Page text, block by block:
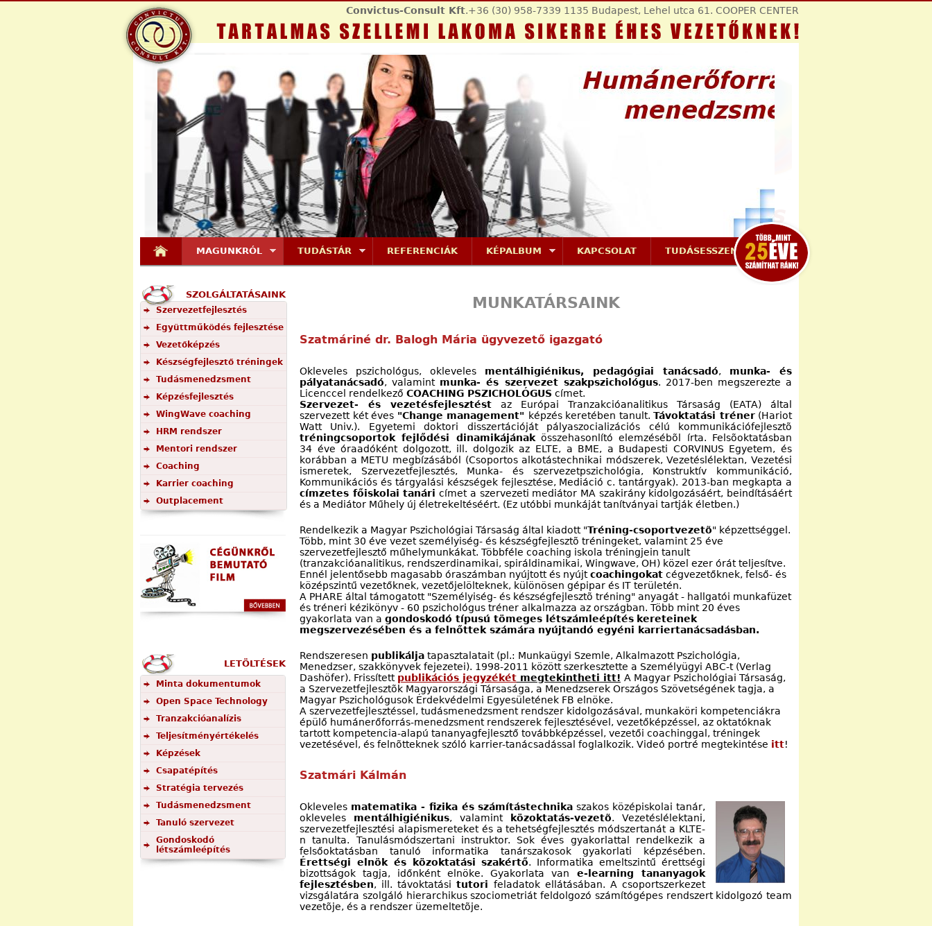
Jump to navigation
Convictus-Consult Kft.+36 (30) 958-7339 1135 Budapest, Lehel utca 61. COOPER CENTER
MAGUNKRÓL TUDÁSTÁR REFERENCIÁK KÉPALBUM KAPCSOLAT TUDÁSESSZENCIÁK
MUNKATÁRSAINK
Szatmáriné dr. Balogh Mária ügyvezető igazgató
Okleveles pszichológus, okleveles mentálhigiénikus, pedagógiai tanácsadó, munka- és
pályatanácsadó, valamint munka- és szervezet szakpszichológus. 2017-ben megszerezte a
Licenccel rendelkező COACHING PSZICHOLÓGUS címet.
Szervezet- és vezetésfejlesztést az Európai Tranzakcióanalitikus Társaság (EATA) által
szervezett két éves "Change management" képzés keretében tanult. Távoktatási tréner(Hariot
Watt Univ.). Egyetemi doktori disszertációját pályaszocializációs célú kommunikációfejlesztõ
tréningcsoportok fejlődési dinamikájánakösszehasonlító elemzésébõl írta. Felsõoktatásban
34 éve óraadóként dolgozott, ill. dolgozik az ELTE, a BME, a Budapesti CORVINUS Egyetem, és
korábban a METU megbízásából (Csoportos alkotástechnikai módszerek, Vezetéslélektan, Vezetési
ismeretek, Szervezetfejlesztés, Munka- és szervezetpszichológia, Konstruktív kommunikáció,
Kommunikációs és tárgyalási készségek fejlesztése, Mediáció c. tantárgyak). 2013-ban megkapta a
címzetes főiskolai tanári címet a szervezeti mediátor MA szakirány kidolgozásáért, beindításáért
és a Mediátor Műhely új életrekeltéséért. (Ez utóbbi munkáját tanítványai tartják életben.)
Rendelkezik a Magyar Pszichológiai Társaság által kiadott "Tréning-csoportvezetõ" képzettséggel.
Több, mint 30 éve vezet személyiség- és készségfejlesztõ tréningeket, valamint 25 éve
szervezetfejlesztő műhelymunkákat. Többféle coaching iskola tréningjein tanult
(tranzakcióanalitikus, rendszerdinamikai, spiráldinamikai, Wingwave, OH) közel ezer órát teljesítve.
Ennél jelentősebb magasabb óraszámban nyújtott és nyújtcoachingokat cégvezetőknek, felső- és
középszintű vezetőknek, vezetőjelölteknek, különösen gépipar és IT területén.
A PHARE által támogatott "Személyiség- és készségfejlesztõ tréning" anyagát - hallgatói munkafüzet
és tréneri kézikönyv - 60 pszichológus tréner alkalmazza az országban. Több mint 20 éves
gyakorlata van a gondoskodó típusú tömeges létszámleépítés kereteinek
megszervezésében és a felnőttek számára nyújtandó egyéni karriertanácsadásban.
Rendszeresen publikálja tapasztalatait (pl.: Munkaügyi Szemle, Alkalmazott Pszichológia,
Menedzser, szakkönyvek fejezetei). 1998-2011 között szerkesztette a Személyügyi ABC-t (Verlag
Dashöfer). Frissített publikációs jegyzékét megtekintheti itt! A Magyar Pszichológiai Társaság,
a Szervezetfejlesztõk Magyarországi Társasága, a Menedzserek Országos Szövetségének tagja, a
Magyar Pszichológusok Érdekvédelmi Egyesületének FB elnöke.
A szervezetfejlesztéssel, tudásmenedzsment rendszer kidolgozásával, munkaköri kompetenciákra
épülő humánerőforrás-menedzsment rendszerek fejlesztésével, vezetőképzéssel, az oktatóknak
tartott kompetencia-alapú tananyagfejlesztő továbbképzéssel, vezetői coachinggal, tréningek
vezetésével, és felnõtteknek szóló karrier-tanácsadással foglalkozik. Videó portré megtekintése itt!
Szatmári Kálmán
Okleveles matematika - fizika és számítástechnika szakos középiskolai tanár,
okleveles mentálhigiénikus, valamint közoktatás-vezetõ. Vezetéslélektani,
szervezetfejlesztési alapismereteket és a tehetségfejlesztés módszertanát a KLTE-
n tanulta. Tanulásmódszertani instruktor. Sok éves gyakorlattal rendelkezik a
felsőoktatásban tanuló informatika tanárszakosok gyakorlati képzésében.
Érettségi elnök és közoktatási szakértő. Informatika emeltszintű érettségi
bizottságok tagja, időnként elnöke. Gyakorlata van e-learning tananyagok
fejlesztésben, ill. távoktatásitutori feladatok ellátásában. A csoportszerkezet
vizsgálatára szolgáló hierarchikus szociometriát feldolgozó számítógépes rendszert kidolgozó team
vezetõje, és a rendszer üzemeltetõje.
SZOLGÁLTATÁSAINK
Szervezetfejlesztés
Együttműködés fejlesztése
Vezetőképzés
Készségfejlesztő tréningek
Tudásmenedzsment
Képzésfejlesztés
WingWave coaching
HRM rendszer
Mentori rendszer
Coaching
Karrier coaching
Outplacement
LETÖLTÉSEK
Minta dokumentumok
Open Space Technology
Tranzakcióanalízis
Teljesítményértékelés
Képzések
Csapatépítés
Stratégia tervezés
Tudásmenedzsment
Tanuló szervezet
Gondoskodó
létszámleépítés